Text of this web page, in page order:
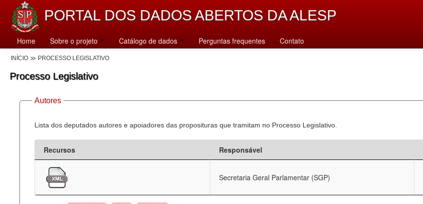
PORTAL DOS DADOS ABERTOS DA ALESP
Home Sobre o projeto Catálogo de dados Perguntas frequentes Contato
INÍCIO PROCESSO LEGISLATIVO
Processo Legislativo
Autores
Lista dos deputados autores e apoiadores das proposituras que tramitam no Processo Legislativo.
Recursos Responsável
Secretaria Geral Parlamentar (SGP)